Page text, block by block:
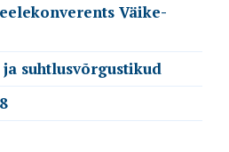
Väike-
suhtlusvõrgustikud